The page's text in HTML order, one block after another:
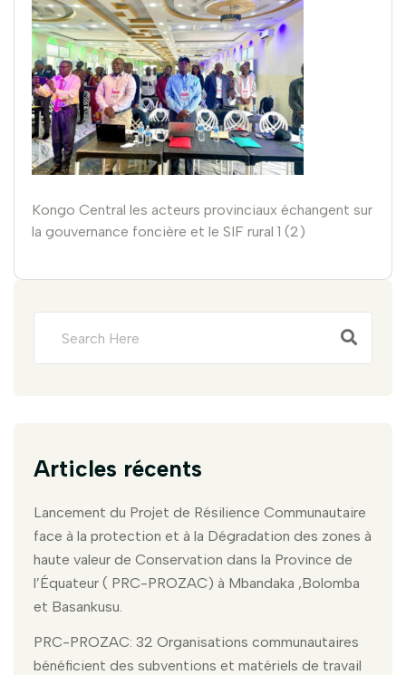
Kongo Central les acteurs provinciaux échangent sur
la gouvernance foncière et le SIF rural 1 (2)
Articles récents
Lancement du Projet de Résilience Communautaire
face à la protection et à la Dégradation des zones à
haute valeur de Conservation dans la Province de
l’Équateur ( PRC-PROZAC) à Mbandaka ,Bolomba
et Basankusu.
PRC-PROZAC: 32 Organisations communautaires
bénéficient des subventions et matériels de travail